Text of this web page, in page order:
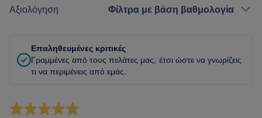
Αξιολόγηση Φίλτρα με βάση βαθμολογία
Επαληθευμένες κριτικές
Γραμμένες από τους πελάτες μας, έτσι ώστε να γνωρίζεις
τι να περιμένεις από εμάς.